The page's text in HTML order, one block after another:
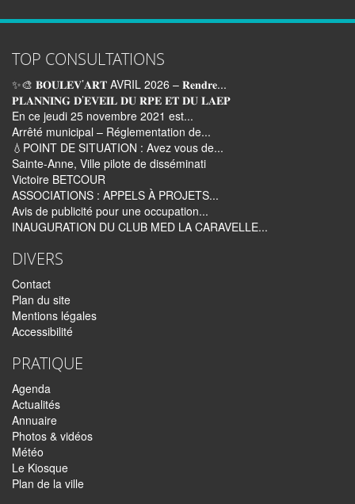
TOP CONSULTATIONS
✨🎨 𝐁𝐎𝐔𝐋𝐄𝐕’𝐀𝐑𝐓 AVRIL 2026 – 𝐑𝐞𝐧𝐝𝐫𝐞...
𝐏𝐋𝐀𝐍𝐍𝐈𝐍𝐆 𝐃’𝐄𝐕𝐄𝐈𝐋 𝐃𝐔 𝐑𝐏𝐄 𝐄𝐓 𝐃𝐔 𝐋𝐀𝐄𝐏
En ce jeudi 25 novembre 2021 est...
Arrêté municipal – Réglementation de...
💧POINT DE SITUATION : Avez vous de...
Sainte-Anne, Ville pilote de disséminati
Victoire BETCOUR
ASSOCIATIONS : APPELS À PROJETS...
Avis de publicité pour une occupation...
INAUGURATION DU CLUB MED LA CARAVELLE...
DIVERS
Contact
Plan du site
Mentions légales
Accessibilité
PRATIQUE
Agenda
Actualités
Annuaire
Photos & vidéos
Météo
Le Kiosque
Plan de la ville